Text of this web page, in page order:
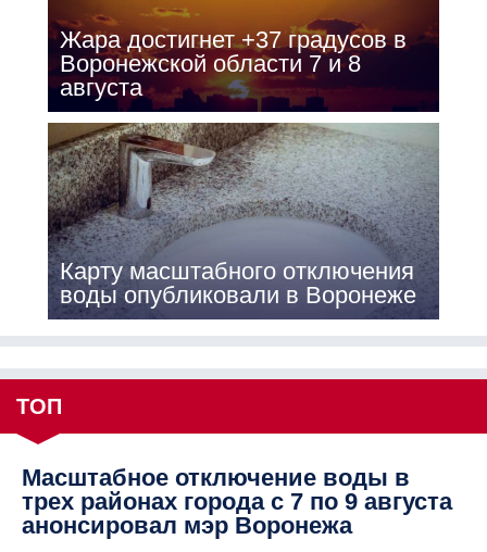
Жара достигнет +37 градусов в
Воронежской области 7 и 8
августа
Карту масштабного отключения
воды опубликовали в Воронеже
ТОП
Масштабное отключение воды в
трех районах города с 7 по 9 августа
анонсировал мэр Воронежа